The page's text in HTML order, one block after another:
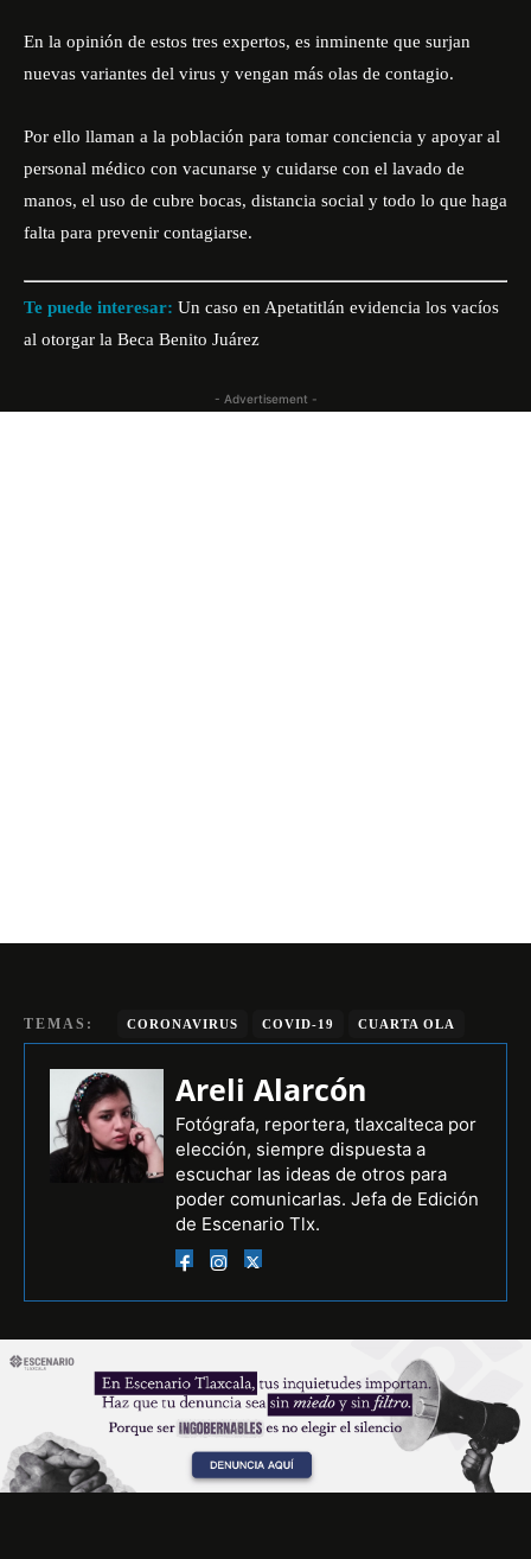
En la opinión de estos tres expertos, es inminente que surjan
nuevas variantes del virus y vengan más olas de contagio.
Por ello llaman a la población para tomar conciencia y apoyar al
personal médico con vacunarse y cuidarse con el lavado de
manos, el uso de cubre bocas, distancia social y todo lo que haga
falta para prevenir contagiarse.
Te puede interesar: Un caso en Apetatitlán evidencia los vacíos
al otorgar la Beca Benito Juárez
- Advertisement -
TEMAS: CORONAVIRUS COVID-19 CUARTA OLA
Areli Alarcón
Fotógrafa, reportera, tlaxcalteca por
elección, siempre dispuesta a
escuchar las ideas de otros para
poder comunicarlas. Jefa de Edición
de Escenario Tlx.